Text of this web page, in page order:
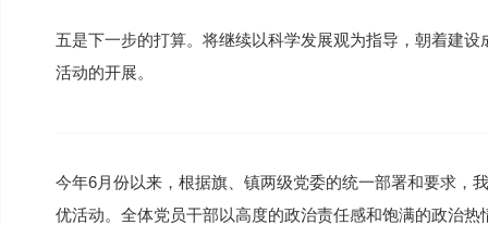
五是下一步的打算。将继续以科学发展观为指导，朝着建
活动的开展。
今年6月份以来，根据旗、镇两级党委的统一部署和要求，
优活动。全体党员干部以高度的政治责任感和饱满的政治热